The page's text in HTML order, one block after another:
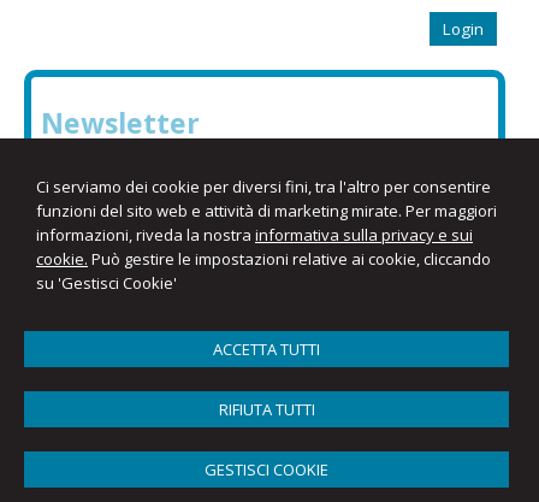
Ci serviamo dei cookie per diversi fini, tra l'altro per consentire
funzioni del sito web e attività di marketing mirate. Per maggiori
informazioni, riveda la nostra informativa sulla privacy e sui
cookie. Può gestire le impostazioni relative ai cookie, cliccando
su 'Gestisci Cookie'
ACCETTA TUTTI
RIFIUTA TUTTI
GESTISCI COOKIE
Newsletter
newsletter
Vico Mortora, 10 -Piano di Sorrento80063,NA
Tel.0818787207 - 0810126567Fax08119020685